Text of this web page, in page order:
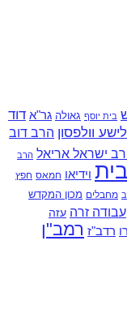
בית יוסף גאולה גר"א דוד
וולפסון הרב דוב
ישראל אריאל הרב
וידיאו חמאס חפץ
מחבלים מכון המקדש
עבודה זרה עזה
רדב"ז רמב"ן